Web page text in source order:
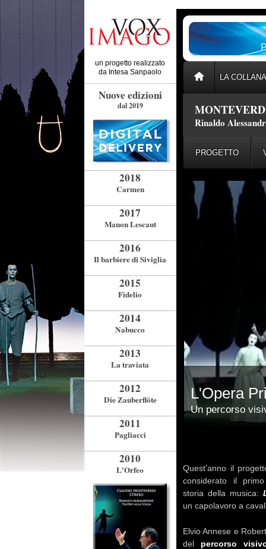
un progetto realizzato
da Intesa Sanpaolo
Nuove edizioni
dal 2019
2018
Carmen
2017
Manon Lescaut
2016
Il barbiere di Siviglia
2015
Fidelio
2014
Nabucco
2013
La traviata
2012
Die Zauberflöte
2011
Pagliacci
2010
L'Orfeo
LA COLLANA
Rinaldo
PROGETTO
L'Opera
Un percorso
Quest’anno il
considerato il
storia della musica:
un capolavoro a
Elvio Annese e
del percorso